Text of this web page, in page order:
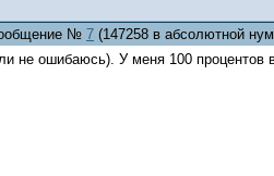
№ 7 (147258 в абсолютной
не ошибаюсь). У меня 100 процентов